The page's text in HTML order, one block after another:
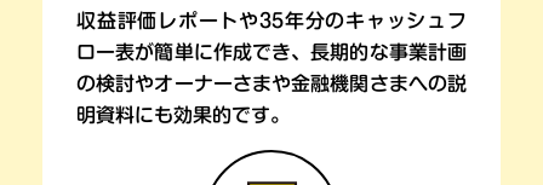
収益評価レポートや35年分のキャッシュフ
ロー表が簡単に作成でき、長期的な事業計画
の検討やオーナーさまや金融機関さまへの説
明資料にも効果的です。